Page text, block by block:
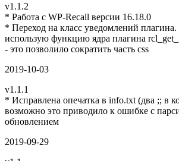
v1.1.2
* Работа с WP-Recall версии 16.18.0
* Переход на класс уведомлений
использую функцию ядра плагина
- это позволило сократить часть css
2019-10-03
v1.1.1
* Исправлена опечатка в info.txt (два ;; в
возможно это приводило к ошибке с
обновлением
2019-09-29